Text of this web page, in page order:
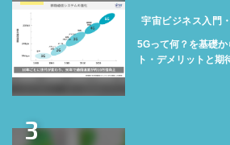
宇宙ビジネス入門
5Gって何？を基礎
ト・デメリットと期
3